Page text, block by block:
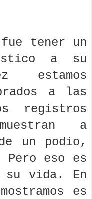
tener un
a su
a las
registros
a
un podio,
Pero eso es
su vida. En
es